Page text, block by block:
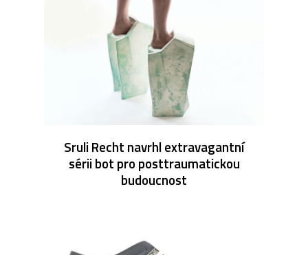
Sruli Recht navrhl extravagantní
sérii bot pro posttraumatickou
budoucnost